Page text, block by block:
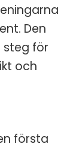
Den
steg för
och
första